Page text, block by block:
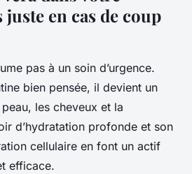
en cas de coup
pas à un soin d’urgence.
bien pensée, il devient un
les cheveux et la
d’hydratation profonde et son
cellulaire en font un actif
efficace.